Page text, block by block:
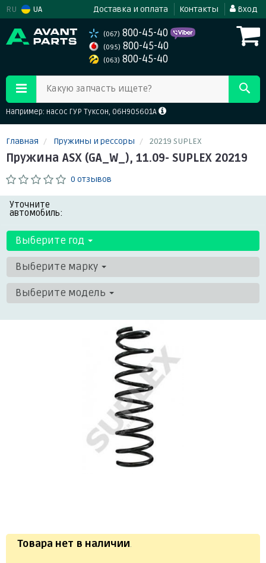
RU UA Доставка и оплата Контакты Вход
(067) 800-45-40
(095) 800-45-40
(063) 800-45-40
Какую запчасть ищете?
Например: насос ГУР Туксон, 06H905601A
Главная Пружины и рессоры 20219 SUPLEX
Пружина ASX (GA_W_), 11.09- SUPLEX 20219
0 отзывов
Уточните
автомобиль:
Выберите год
Выберите марку
Выберите модель
Товара нет в наличии.